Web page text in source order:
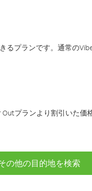
プランです。通常の
プランより割引いた価
の他の目的地を検索